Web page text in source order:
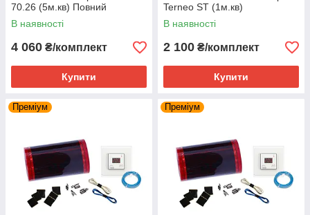
70.26 (5м.кв) Повний
комплект
В наявності
4 060 ₴/комплект
Купити
Terneo ST (1м.кв)
В наявності
2 100 ₴/комплект
Купити
Преміум Преміум